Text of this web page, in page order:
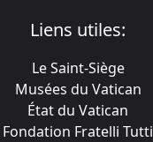
Liens utiles:
Le Saint-Siège
Musées du Vatican
État du Vatican
Fondation Fratelli Tutti